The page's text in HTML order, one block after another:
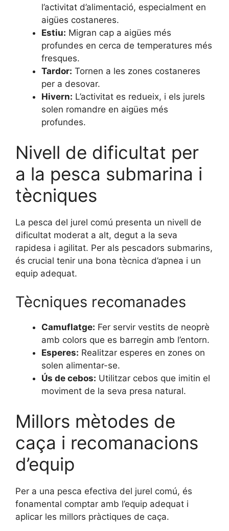
l’activitat d’alimentació, especialment en
aigües costaneres.
Estiu: Migran cap a aigües més
profundes en cerca de temperatures més
fresques.
Tardor: Tornen a les zones costaneres
per a desovar.
Hivern: L’activitat es redueix, i els jurels
solen romandre en aigües més
profundes.
Nivell de dificultat per
a la pesca submarina i
tècniques
La pesca del jurel comú presenta un nivell de
dificultat moderat a alt, degut a la seva
rapidesa i agilitat. Per als pescadors submarins,
és crucial tenir una bona tècnica d’apnea i un
equip adequat.
Tècniques recomanades
Camuflatge: Fer servir vestits de neoprè
amb colors que es barregin amb l’entorn.
Esperes: Realitzar esperes en zones on
solen alimentar-se.
Ús de cebos: Utilitzar cebos que imitin el
moviment de la seva presa natural.
Millors mètodes de
caça i recomanacions
d’equip
Per a una pesca efectiva del jurel comú, és
fonamental comptar amb l’equip adequat i
aplicar les millors pràctiques de caça.